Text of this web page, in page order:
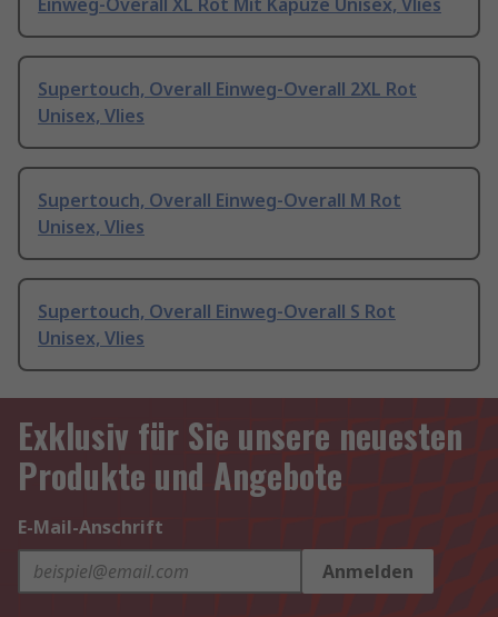
Einweg-Overall XL Rot Mit Kapuze Unisex, Vlies
Supertouch, Overall Einweg-Overall 2XL Rot
Unisex, Vlies
Supertouch, Overall Einweg-Overall M Rot
Unisex, Vlies
Supertouch, Overall Einweg-Overall S Rot
Unisex, Vlies
Exklusiv für Sie unsere neuesten
Produkte und Angebote
E-Mail-Anschrift
Anmelden